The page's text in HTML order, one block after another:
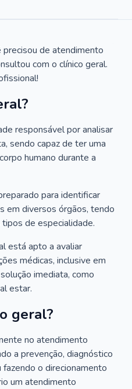
de atendimento
com o clínico geral.
responsável por analisar
sendo capaz de ter uma
humano durante a
para identificar
em diversos órgãos, tendo
de especialidade.
está apto a avaliar
médicas, inclusive em
imediata, como
estar.
geral?
no atendimento
a prevenção, diagnóstico
o direcionamento
um atendimento